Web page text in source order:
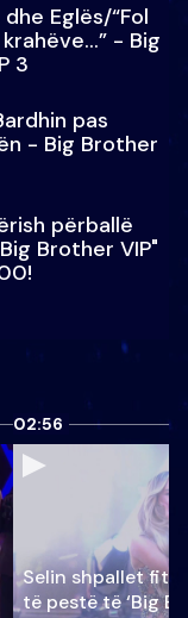
Eglës/“Fol
- Big
3
pas
- Big Brother
përballë
Brother VIP"
02:56
Selin shpallet
të pestë të ‘Big